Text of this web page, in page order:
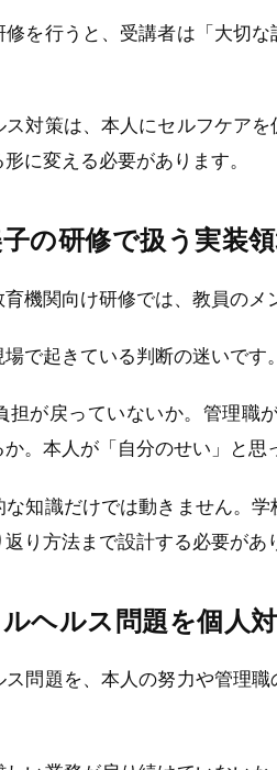
修を行うと、受講者は「大切
対策は、本人にセルフケア
に変える必要があります。
の研修で扱う実装
育機関向け研修では、教員の
で起きている判断の迷いです
担が戻っていないか。管理職
。本人が「自分のせい」と
な知識だけでは動きません。
り方法まで設計する必要があ
ヘルス問題を個人
問題を、本人の努力や管理